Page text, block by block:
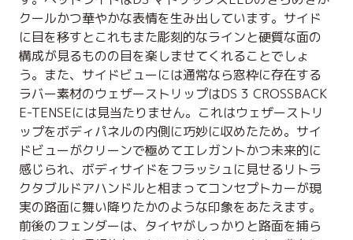
クールかつ華やかな表情を生み出しています。サイド
に目を移すとこれもまた彫刻的なラインと硬質な面の
構成が見るものの目を楽しませてくれることでしょ
う。また、サイドビューには通常なら窓枠に存在する
ラバー素材のウェザーストリップはDS 3 CROSSBACK
E-TENSEには見当たりません。これはウェザーストリ
ップをボディパネルの内側に巧妙に収めたため。サイ
ドビューがクリーンで極めてエレガントかつ未来的に
感じられ、ボディサイドをフラッシュに見せるリトラ
クタブルドアハンドルと相まってコンセプトカーが現
実の路面に舞い降りたかのような印象をあたえます。
前後のフェンダーは、タイヤがしっかりと路面を捕ら